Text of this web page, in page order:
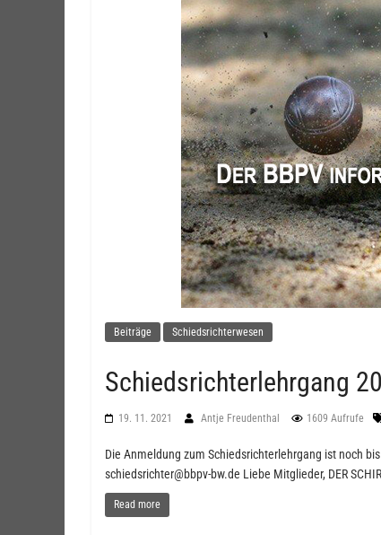
Beiträge Schiedsrichterwesen
Schiedsrichterlehrgang
19. 11. 2021 Antje Freudenthal 1609 Aufrufe
Die Anmeldung zum Schiedsrichterlehrgang ist noch
schiedsrichter@bbpv-bw.de Liebe Mitglieder, DER
Read more